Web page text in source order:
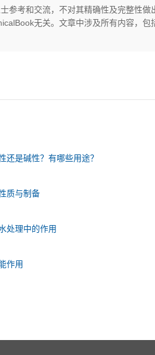
参考和交流，不对其精确性及完整性做
无关。文章中涉及所有内容，包
还是碱性？有哪些用途？
质与制备
处理中的作用
作用